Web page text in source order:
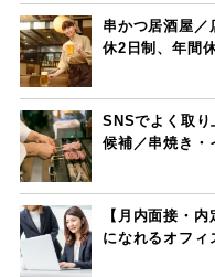
串かつ居酒屋
休2日制、年間
SNSでよく取り
候補／串焼き・
【月内面接・
になれるオフィ